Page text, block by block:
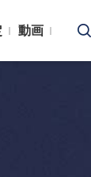
動画